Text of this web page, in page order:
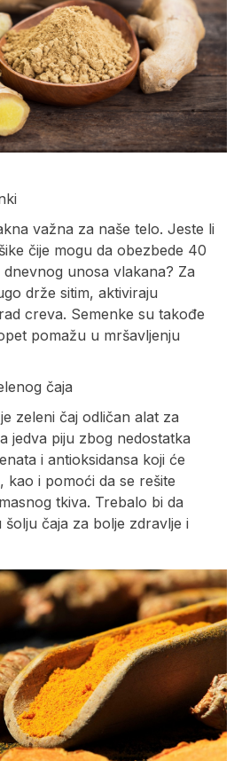
važna za naše telo. Jeste li
čije mogu da obezbede 40
unosa vlakana? Za
drže sitim, aktiviraju
creva. Semenke su takođe
pomažu u mršavljenju
čaja
zeleni čaj odličan alat za
jedva piju zbog nedostatka
i antioksidansa koji će
kao i pomoći da se rešite
tkiva. Trebalo bi da
šolju čaja za bolje zdravlje i